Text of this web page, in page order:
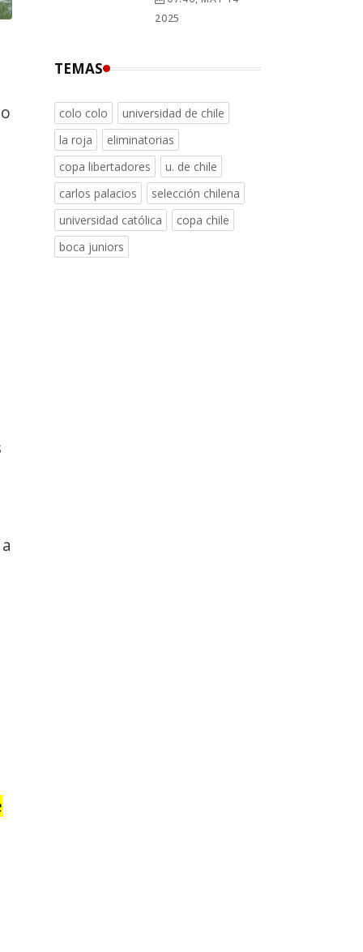
2025
TEMAS
colo colo
universidad de chile
la roja
eliminatorias
copa libertadores
u. de chile
carlos palacios
selección chilena
universidad católica
copa chile
boca juniors